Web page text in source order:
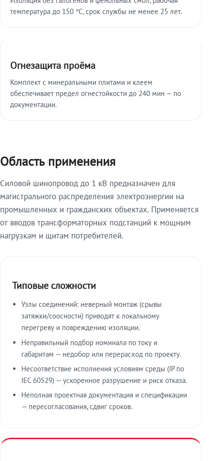
температура до 150 °C, срок службы не менее 25 лет.
Огнезащита проёма
Комплект с минеральными плитами и клеем
обеспечивает предел огнестойкости до 240 мин — по
документации.
Область применения
Силовой шинопровод до 1 кВ предназначен для
магистрального распределения электроэнергии на
промышленных и гражданских объектах. Применяется
от вводов трансформаторных подстанций к мощным
нагрузкам и щитам потребителей.
Типовые сложности
Узлы соединений: неверный монтаж (срывы
затяжки/соосности) приводят к локальному
перегреву и повреждению изоляции.
Неправильный подбор номинала по току и
габаритам — недобор или перерасход по проекту.
Несоответствие исполнения условиям среды (IP по
IEC 60529) — ускоренное разрушение и риск отказа.
Неполная проектная документация и спецификации
— пересогласования, сдвиг сроков.